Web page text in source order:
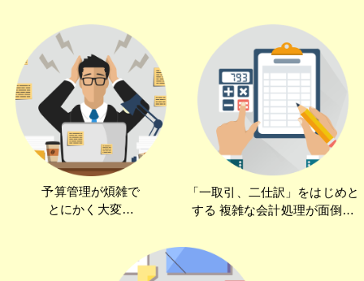
予算管理が煩雑で
とにかく大変…
「一取引、二仕訳」をはじめと
する 複雑な会計処理が面倒…